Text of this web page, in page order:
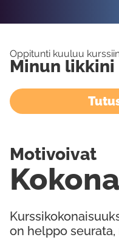
Oppitunti kuuluu
Minun likkini
on helppo
Motivoivat